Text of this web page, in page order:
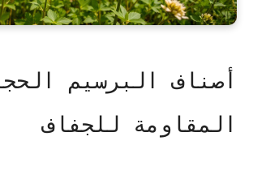
أصناف البرسيم
المقاومة للجفاف